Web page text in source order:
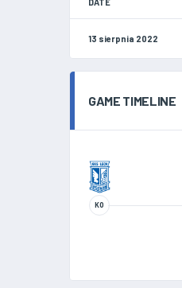
13 sierpnia 2022
GAME TIMELINE
KO